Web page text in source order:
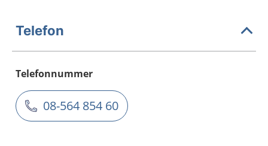
Telefon
Telefonnummer
08-564 854 60